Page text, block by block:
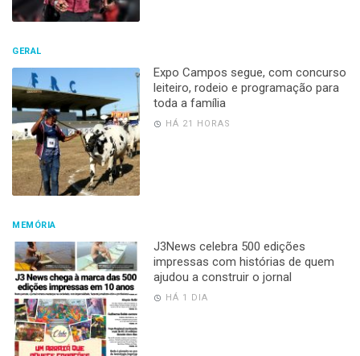
GERAL
Expo Campos segue, com concurso
leiteiro, rodeio e programação para
toda a família
HÁ 21 HORAS
MEMÓRIA
J3News celebra 500 edições
impressas com histórias de quem
ajudou a construir o jornal
HÁ 1 DIA